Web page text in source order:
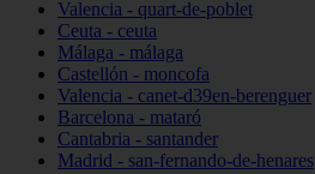
Valencia - quart-de-poblet
Ceuta - ceuta
Málaga - málaga
Castellón - moncofa
Valencia - canet-d39en-berenguer
Barcelona - mataró
Cantabria - santander
Madrid - san-fernando-de-henares